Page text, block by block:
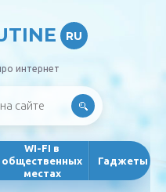
RU
интернет
WI-FI в
общественных
местах
Гаджеты